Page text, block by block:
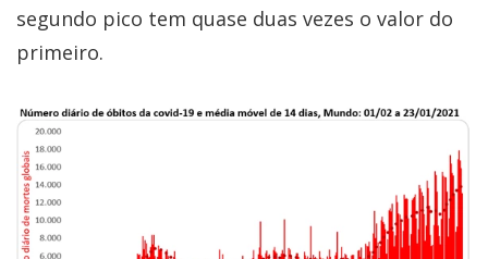
segundo pico tem quase duas vezes o valor do
primeiro.